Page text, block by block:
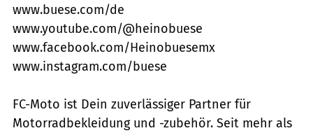
www.buese.com/de
www.youtube.com/@heinobuese
www.facebook.com/Heinobuesemx
www.instagram.com/buese
FC-Moto ist Dein zuverlässiger Partner für
Motorradbekleidung und -zubehör. Seit mehr als